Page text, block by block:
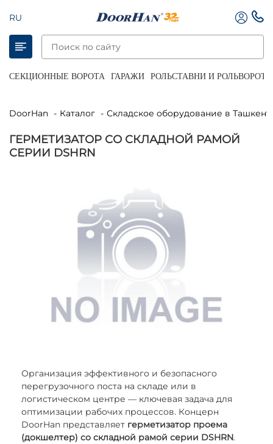
RU
СЕКЦИОННЫЕ ВОРОТА ГАРАЖИ РОЛЬСТАВНИ И РОЛЬВОРОТА
DoorHan Каталог Складское оборудование в
ГЕРМЕТИЗАТОР СО СКЛАДНОЙ РАМОЙ
СЕРИИ DSHRN
Организация эффективного и безопасного
перегрузочного поста на складе или в
логистическом центре — ключевая задача для
оптимизации рабочих процессов. Концерн
DoorHan представляет герметизатор проема
(докшелтер) со складной рамой серии DSHRN.